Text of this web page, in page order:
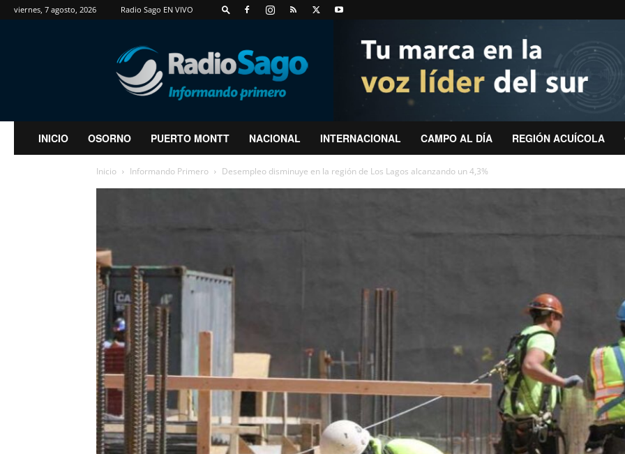
viernes, 7 agosto, 2026 Radio Sago EN VIVO
RadioSago
INICIO OSORNO PUERTO MONTT NACIONAL INTERNACIONAL CAMPO AL DÍA REGIÓN ACUÍCOLA
Inicio Informando Primero Desempleo disminuye en la región de Los Lagos alcanzando un 4,3%